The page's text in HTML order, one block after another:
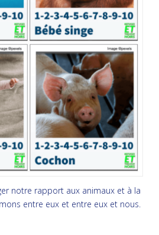
notre rapport aux animaux et à la
entre eux et entre eux et nous.